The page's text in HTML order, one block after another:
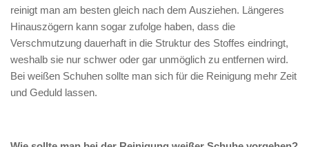
reinigt man am besten gleich nach dem Ausziehen. Längeres
Hinauszögern kann sogar zufolge haben, dass die
Verschmutzung dauerhaft in die Struktur des Stoffes eindringt,
weshalb sie nur schwer oder gar unmöglich zu entfernen wird.
Bei weißen Schuhen sollte man sich für die Reinigung mehr Zeit
und Geduld lassen.